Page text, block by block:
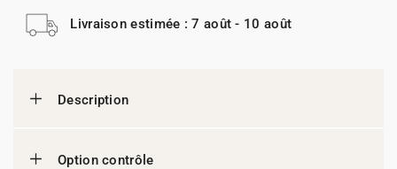
Livraison estimée : 7 août - 10 août
Description
Option contrôle